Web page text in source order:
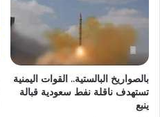
بالصواريخ البالستية.. القوات اليمنية
تستهدف ناقلة نفط سعودية قبالة
ينبع